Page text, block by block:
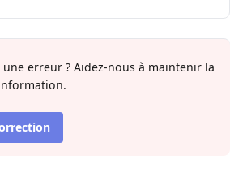
une erreur ? Aidez-nous à maintenir la